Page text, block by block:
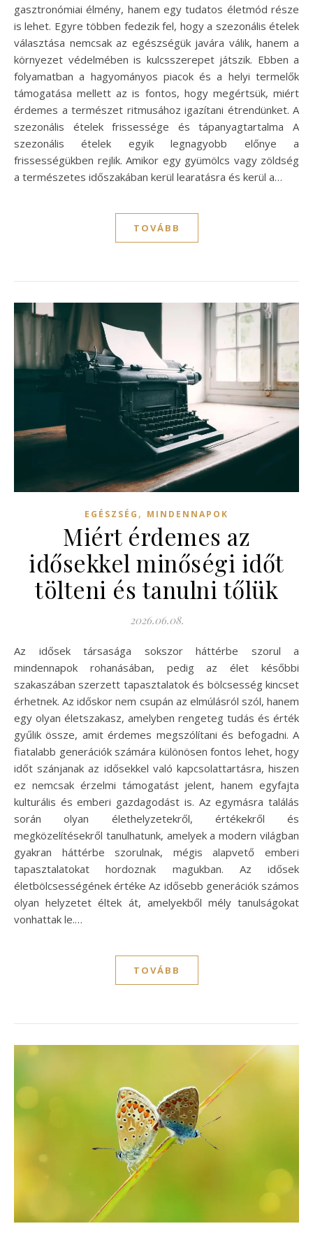
gasztronómiai élmény, hanem egy tudatos életmód része
is lehet. Egyre többen fedezik fel, hogy a szezonális ételek
választása nemcsak az egészségük javára válik, hanem a
környezet védelmében is kulcsszerepet játszik. Ebben a
folyamatban a hagyományos piacok és a helyi termelők
támogatása mellett az is fontos, hogy megértsük, miért
érdemes a természet ritmusához igazítani étrendünket. A
szezonális ételek frissessége és tápanyagtartalma A
szezonális ételek egyik legnagyobb előnye a
frissességükben rejlik. Amikor egy gyümölcs vagy zöldség
a természetes időszakában kerül learatásra és kerül a…
TOVÁBB
EGÉSZSÉG , MINDENNAPOK
Miért érdemes az
idősekkel minőségi időt
tölteni és tanulni tőlük
2026.06.08.
Az idősek társasága sokszor háttérbe szorul a
mindennapok rohanásában, pedig az élet későbbi
szakaszában szerzett tapasztalatok és bölcsesség kincset
érhetnek. Az időskor nem csupán az elmúlásról szól, hanem
egy olyan életszakasz, amelyben rengeteg tudás és érték
gyűlik össze, amit érdemes megszólítani és befogadni. A
fiatalabb generációk számára különösen fontos lehet, hogy
időt szánjanak az idősekkel való kapcsolattartásra, hiszen
ez nemcsak érzelmi támogatást jelent, hanem egyfajta
kulturális és emberi gazdagodást is. Az egymásra találás
során olyan élethelyzetekről, értékekről és
megközelítésekről tanulhatunk, amelyek a modern világban
gyakran háttérbe szorulnak, mégis alapvető emberi
tapasztalatokat hordoznak magukban. Az idősek
életbölcsességének értéke Az idősebb generációk számos
olyan helyzetet éltek át, amelyekből mély tanulságokat
vonhattak le.…
TOVÁBB